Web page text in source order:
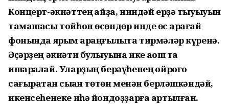
Концерт-әкиәттең ҡайҙа, ниндәй ерҙә тыуыуын
тамашасы тойһон өсөндөр инде өс ҡарағай
фонында ярым ҡараңғылыҡта тирмәләр күренә.
Әҫәрҙең әкиәти булыуына ике аҡҡош та
ишаралай. Уларҙың берәүһенең ҡойроғо
сағыраҡтан сыҡҡан төтөн менән берләшкәндәй,
икенсеһенеке иһә йондоҙҙарға артылған.